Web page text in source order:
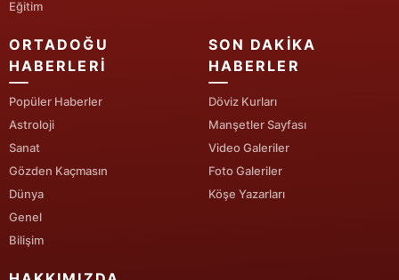
Düzce
Eğitim
ORTADOĞU
HABERLERI
Popüler Haberler
Astroloji
Sanat
Gözden Kaçmasın
Dünya
Genel
Bilişim
SON DAKIKA
HABERLER
Döviz Kurları
Manşetler Sayfası
Video Galeriler
Foto Galeriler
Köşe Yazarları